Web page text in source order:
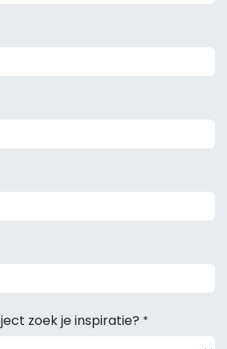
zoek je inspiratie? *